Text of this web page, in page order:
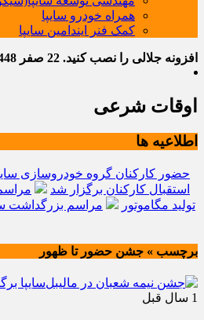
همراه خودرو سایپا
کمک فنر ایندامین سایپا
افزونه جلالی را نصب کنید. 22 صفر 1448
اوقات شرعی
اطلاعیه ها
حضور کارکنان گروه خودروسازی
استقبال کارکنان برگزار شد
تولید مگاموتور
مراسم بزرگداشت
برچسب » جشن حضور تا ظهور
1 سال قبل